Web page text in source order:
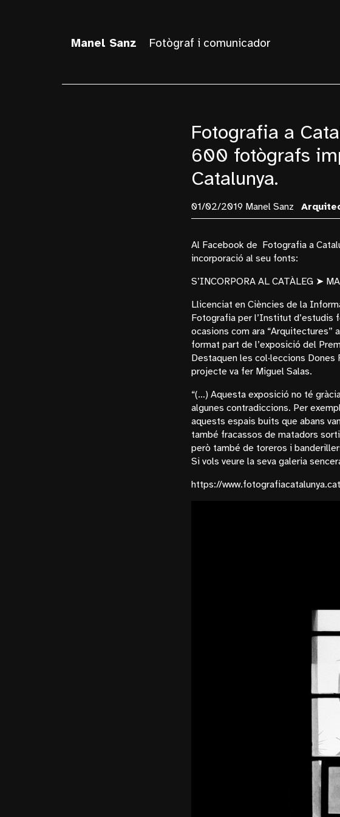
Manel Sanz Fotògraf i comunicador
Fotografia a
600 fotògrafs
Catalunya.
01/02/2019 Manel Sanz
Al Facebook de Fotografia a
incorporació al seu fonts:
S’INCORPORA AL CATÀLEG ➤
Llicenciat en Ciències de la
Fotografia per l’Institut d’estudis
ocasions com ara “Arquitectures”
format part de l’exposició del
Destaquen les col·leccions
projecte va fer Miguel Salas.
“(…) Aquesta exposició no té
algunes contradiccions. Per
aquests espais buits que abans
també fracassos de matadors
però també de toreros i
Si vols veure la seva galeria
https://